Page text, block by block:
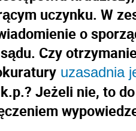
uczynku. W
o
Czy
uzasadnia
Jeżeli nie, to